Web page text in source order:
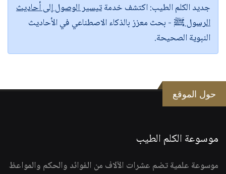
جديد الكلم الطيب:اكتشف خدمةتيسير الوصول إلى أحاديث
الرسول ﷺ - بحث معزز بالذكاء الاصطناعي في الأحاديث
النبوية الصحيحة.
حول الموقع
موسوعة الكلم الطيب
موسوعة علمية تضم عشرات الآلاف من الفوائد والحكم والمواعظ